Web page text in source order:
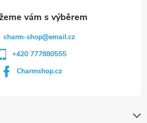
charm-shop@email.cz
+420 777880555
Charmshop.cz